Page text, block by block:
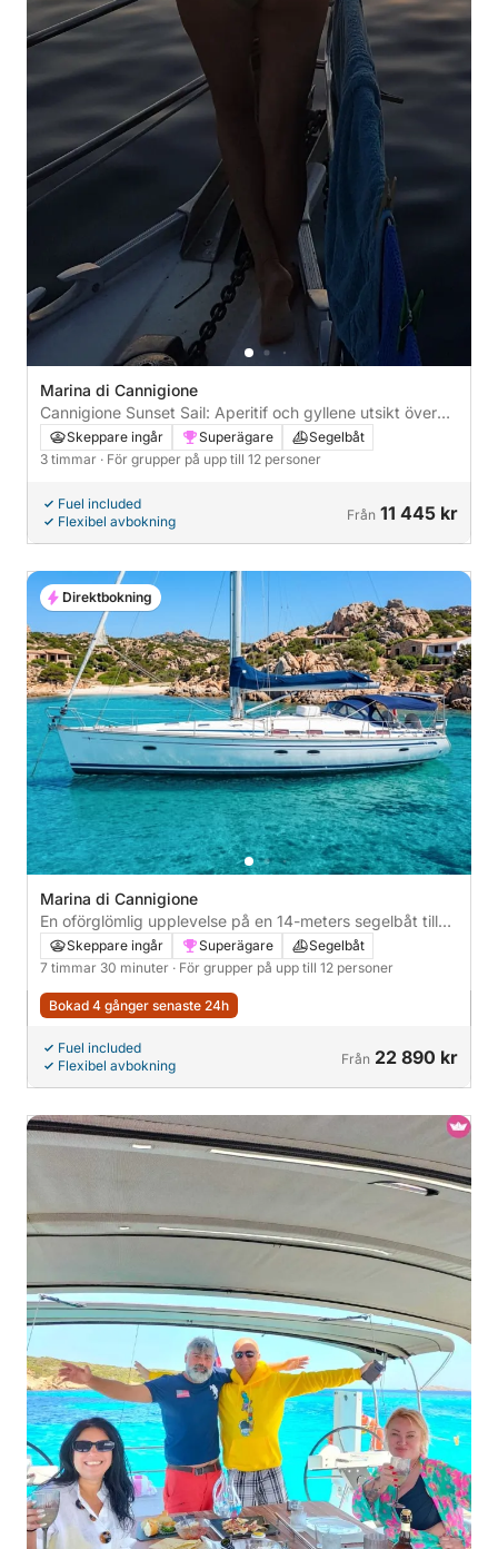
Marina di Cannigione
Cannigione Sunset Sail: Aperitif och gyllene utsikt över
Maddalena skärgård och Caprera
Skeppare ingår Superägare
Segelbåt
3 timmar · För grupper på upp till 12 personer
Fuel included
Flexibel avbokning
Från 11 445 kr
Marina di Cannigione
En oförglömlig upplevelse på en 14-meters segelbåt till
Maddalena skärgård från Cannigione
Skeppare ingår Superägare
Segelbåt
7 timmar 30 minuter · För grupper på upp till 12 personer
Bokad 4 gånger senaste 24h
Fuel included
Flexibel avbokning
Från 22 890 kr
Direktbokning